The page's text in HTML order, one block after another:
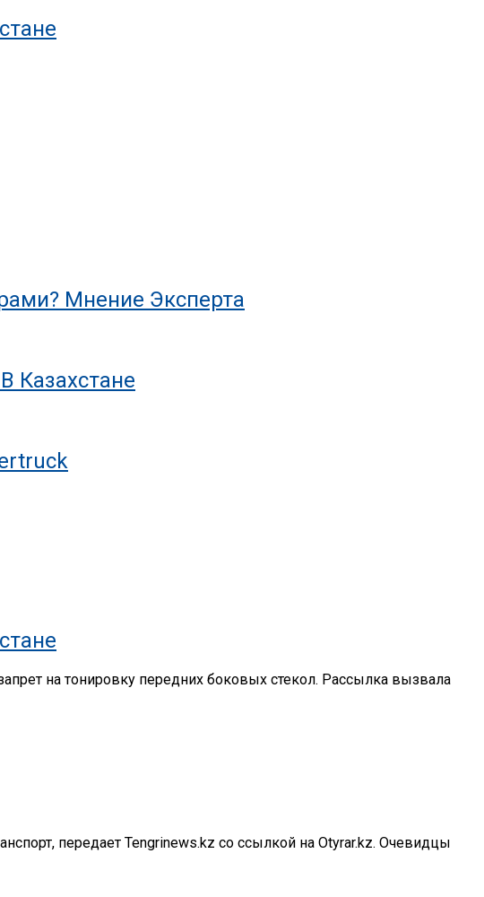
Мнение Эксперта
Казахстане
на тонировку передних боковых стекол. Рассылка вызвала
передает Tengrinews.kz со ссылкой на Otyrar.kz. Очевидцы